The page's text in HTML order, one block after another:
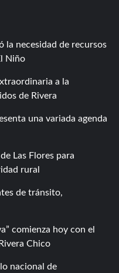
la necesidad de recursos
Niño
a la
de Rivera
una variada agenda
Las Flores para
rural
de tránsito,
comienza hoy con el
Chico
nacional de